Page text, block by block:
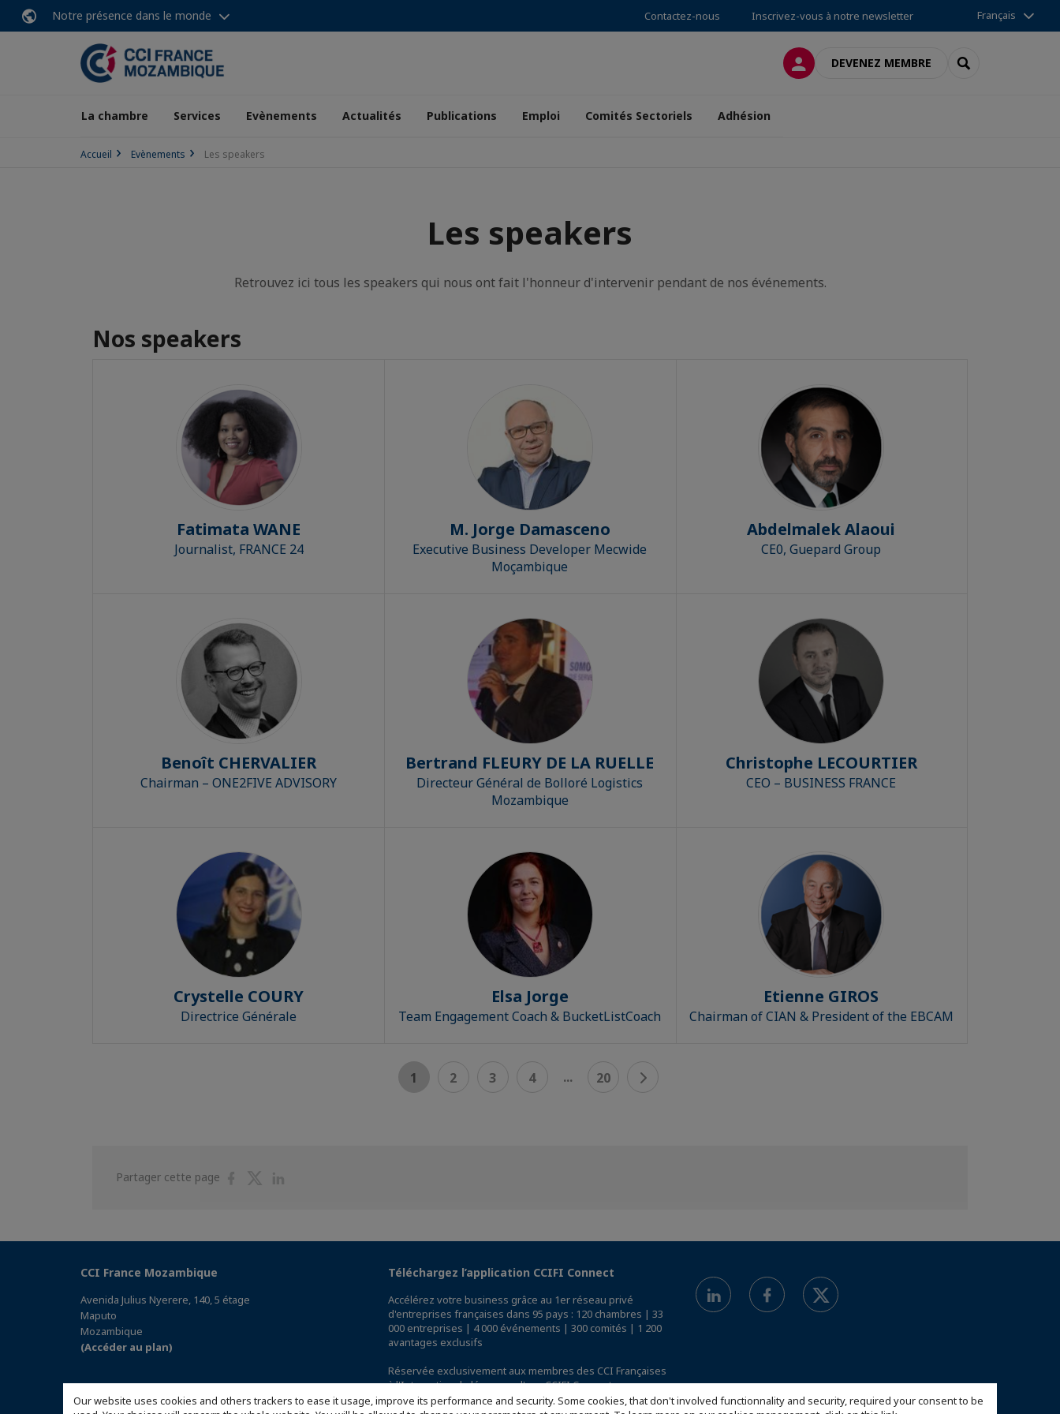
Our website uses cookies and others trackers to ease it usage, improve its performance and security. Some cookies, that don't involved functionnality and security, required your consent to be
Notre présence dans le monde Contactez-nous Inscrivez-vous à notre newsletter Français
CONNEXIONDEVENEZ MEMBRE RECHERCHER
La chambre Services Evènements Actualités Publications Emploi Comités Sectoriels Adhésion
Accueil Evènements Les speakers
Les speakers
Retrouvez ici tous les speakers qui nous ont fait l'honneur d'intervenir pendant de nos événements.
Nos speakers
Fatimata WANE
Journalist, FRANCE 24
M. Jorge Damasceno
Executive Business Developer Mecwide
Moçambique
Abdelmalek Alaoui
CE0, Guepard Group
Benoît CHERVALIER
Chairman – ONE2FIVE ADVISORY
Bertrand FLEURY DE LA RUELLE
Directeur Général de Bolloré Logistics
Mozambique
Christophe LECOURTIER
CEO – BUSINESS FRANCE
Crystelle COURY
Directrice Générale
Elsa Jorge
Team Engagement Coach & BucketListCoach
Etienne GIROS
Chairman of CIAN & President of the EBCAM
1 2 3 4 ... 20
Partager cette page
PartagerPartager
CCI France Mozambique
Avenida Julius Nyerere, 140, 5 étage
Maputo
Mozambique
(Accéder au plan)
Téléchargez l’application CCIFI Connect
Accélérez votre business grâce au 1er réseau privé
d'entreprises françaises dans 95 pays : 120 chambres | 33
000 entreprises | 4 000 événements | 300 comités | 1 200
avantages exclusifs
Réservée exclusivement aux membres des CCI Françaises
à l'International,découvrez l'app CCIFI Connect.